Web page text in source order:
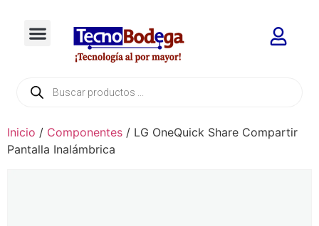
Inicio / Componentes / LG OneQuick Share Compartir
Pantalla Inalámbrica